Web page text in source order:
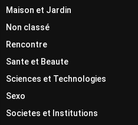
Maison et Jardin
Non classé
Rencontre
Sante et Beaute
Sciences et Technologies
Sexo
Societes et Institutions